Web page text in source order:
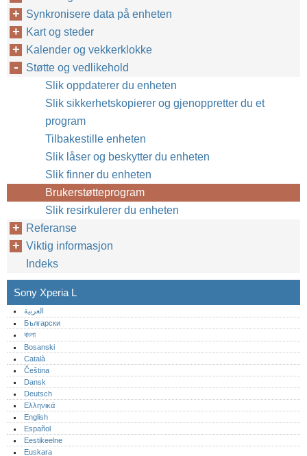
Synkronisere data på enheten
Kart og steder
Kalender og vekkerklokke
Støtte og vedlikehold
Slik oppdaterer du enheten
Slik sikkerhetskopierer og gjenoppretter du et
program
Tilbakestille enheten
Slik låser og beskytter du enheten
Slik finner du enheten
Brukerstøtteprogram
Slik resirkulerer du enheten
Referanse
Viktig informasjon
Indeks
Sony Xperia L
العربية
Български
বাংলা
Bosanski
Català
Čeština
Dansk
Deutsch
Ελληνικά
English
Español
Eestikeelne
Euskara